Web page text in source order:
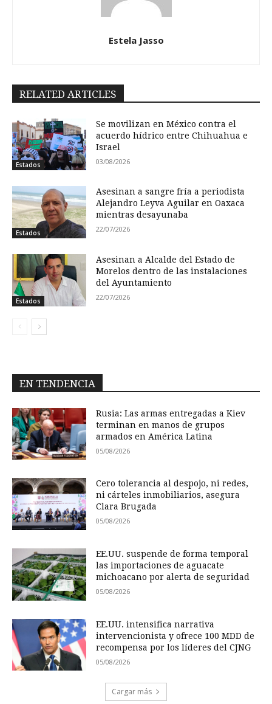
Estela Jasso
RELATED ARTICLES
Estados
Se movilizan en México contra el
acuerdo hídrico entre Chihuahua e
Israel
03/08/2026
Estados
Asesinan a sangre fría a periodista
Alejandro Leyva Aguilar en Oaxaca
mientras desayunaba
22/07/2026
Estados
Asesinan a Alcalde del Estado de
Morelos dentro de las instalaciones
del Ayuntamiento
22/07/2026
EN TENDENCIA
Rusia: Las armas entregadas a Kiev
terminan en manos de grupos
armados en América Latina
05/08/2026
Cero tolerancia al despojo, ni redes,
ni cárteles inmobiliarios, asegura
Clara Brugada
05/08/2026
EE.UU. suspende de forma temporal
las importaciones de aguacate
michoacano por alerta de seguridad
05/08/2026
EE.UU. intensifica narrativa
intervencionista y ofrece 100 MDD de
recompensa por los líderes del CJNG
05/08/2026
Cargar más